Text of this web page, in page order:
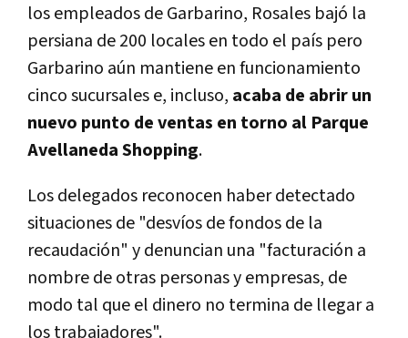
los empleados de Garbarino, Rosales bajó la
persiana de 200 locales en todo el país pero
Garbarino aún mantiene en funcionamiento
cinco sucursales e, incluso, acaba de abrir un
nuevo punto de ventas en torno al Parque
Avellaneda Shopping.
Los delegados reconocen haber detectado
situaciones de "desvíos de fondos de la
recaudación" y denuncian una "facturación a
nombre de otras personas y empresas, de
modo tal que el dinero no termina de llegar a
los trabajadores".